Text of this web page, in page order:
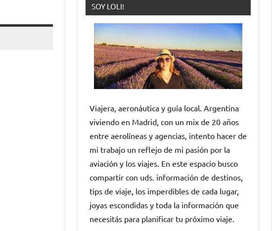
SOY LOLI!
Viajera, aeronáutica y guía local. Argentina
viviendo en Madrid, con un mix de 20 años
entre aerolíneas y agencias, intento hacer de
mi trabajo un reflejo de mi pasión por la
aviación y los viajes. En este espacio busco
compartir con uds. información de destinos,
tips de viaje, los imperdibles de cada lugar,
joyas escondidas y toda la información que
necesitás para planificar tu próximo viaje.